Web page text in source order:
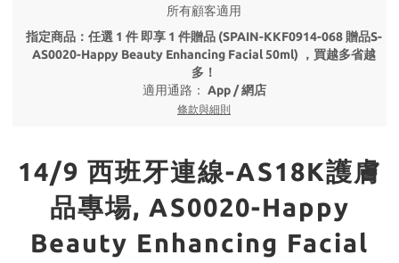
所有顧客適用
指定商品：任選 1 件 即享 1 件贈品 (SPAIN-KKF0914-068 贈品S-
AS0020-Happy Beauty Enhancing Facial 50ml) ，買越多省越
多！
適用通路： App / 網店
條款與細則
14/9 西班牙連線-AS18K護膚
品專場, AS0020-Happy
Beauty Enhancing Facial